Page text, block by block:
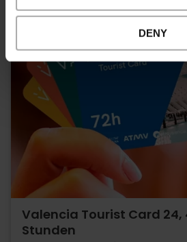
DENY
Valencia Tourist Card 24,
Stunden